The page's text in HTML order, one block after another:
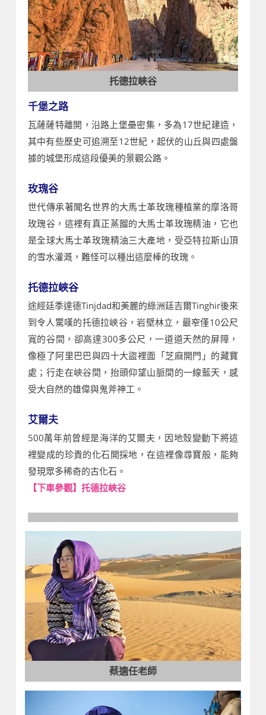
托德拉峽谷
千堡之路
瓦薩薩特離開，沿路上堡壘密集，多為17世紀建造，
其中有些歷史可追溯至12世紀，起伏的山丘與四處盤
據的城堡形成這段優美的景觀公路。
玫瑰谷
世代傳承著聞名世界的大馬士革玫瑰種植業的摩洛哥
玫瑰谷，這裡有真正蒸餾的大馬士革玫瑰精油，它也
是全球大馬士革玫瑰精油三大產地，受亞特拉斯山頂
的雪水灌溉，難怪可以種出這麼棒的玫瑰。
托德拉峽谷
途經廷季達德Tinjdad和美麗的綠洲廷吉爾Tinghir後來
到令人驚嘆的托德拉峽谷，岩壁林立，最窄僅10公尺
寬的谷間，卻高達300多公尺，一道道天然的屏障，
像極了阿里巴巴與四十大盜裡面「芝麻開門」的藏寶
處；行走在峽谷間，抬頭仰望山脈間的一線藍天，感
受大自然的雄偉與鬼斧神工。
艾爾夫
500萬年前曾經是海洋的艾爾夫，因地殼變動下將這
裡變成的珍貴的化石開採地，在這裡像尋寶般，能夠
發現眾多稀奇的古化石。
【下車參觀】托德拉峽谷
蔡適任老師